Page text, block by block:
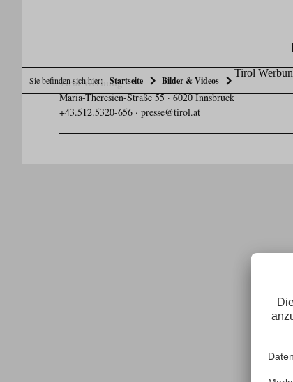
Sie befinden sich hier: Startseite Bilder & Videos
Tirol
Tirol Werbung
Maria-Theresien-Straße 55 · 6020 Innsbruck
+43.512.5320-656 · presse@tirol.at